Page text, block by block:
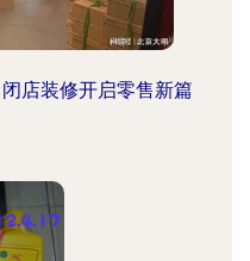
店装修开启零售新篇